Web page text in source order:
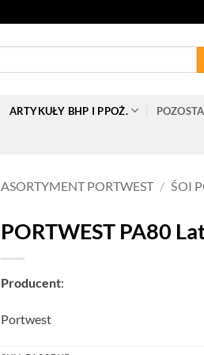
ARTYKUŁY BHP I PPOŻ.
ASORTYMENT PORTWEST / ŚOI
PORTWEST PA80
Producent:
Portwest